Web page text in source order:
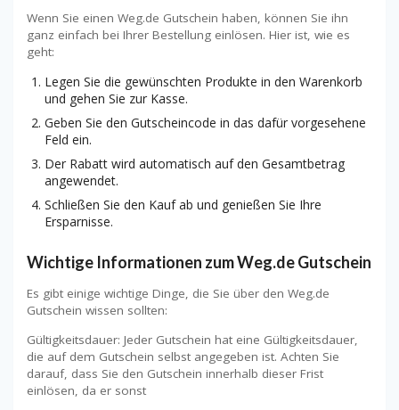
Wenn Sie einen Weg.de Gutschein haben, können Sie ihn
ganz einfach bei Ihrer Bestellung einlösen. Hier ist, wie es
geht:
Legen Sie die gewünschten Produkte in den Warenkorb
und gehen Sie zur Kasse.
Geben Sie den Gutscheincode in das dafür vorgesehene
Feld ein.
Der Rabatt wird automatisch auf den Gesamtbetrag
angewendet.
Schließen Sie den Kauf ab und genießen Sie Ihre
Ersparnisse.
Wichtige Informationen zum Weg.de Gutschein
Es gibt einige wichtige Dinge, die Sie über den Weg.de
Gutschein wissen sollten:
Gültigkeitsdauer: Jeder Gutschein hat eine Gültigkeitsdauer,
die auf dem Gutschein selbst angegeben ist. Achten Sie
darauf, dass Sie den Gutschein innerhalb dieser Frist
einlösen, da er sonst